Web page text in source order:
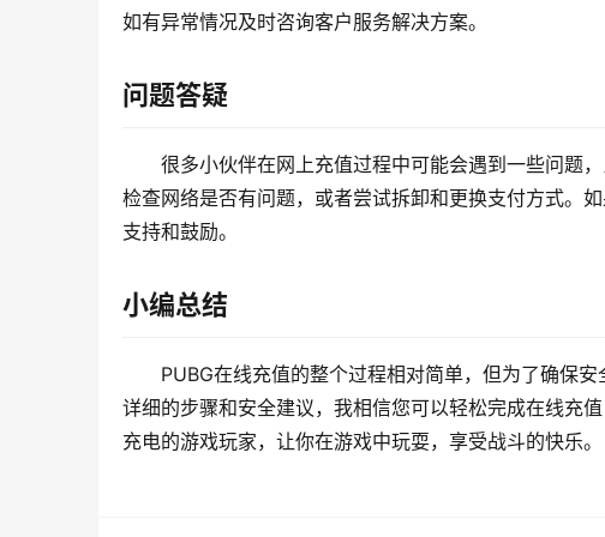
如有异常情况及时咨询客户服务解决方案。
问题答疑
很多小伙伴在网上充值过程中可能会遇到一些问题
检查网络是否有问题，或者尝试拆卸和更换支付方式。
支持和鼓励。
小编总结
PUBG在线充值的整个过程相对简单，但为了确保
详细的步骤和安全建议，我相信您可以轻松完成在线充
充电的游戏玩家，让你在游戏中玩耍，享受战斗的快乐。